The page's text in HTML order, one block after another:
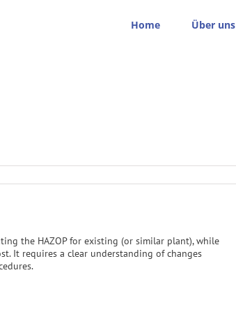
Home Über uns
the HAZOP for existing (or similar plant), while
It requires a clear understanding of changes